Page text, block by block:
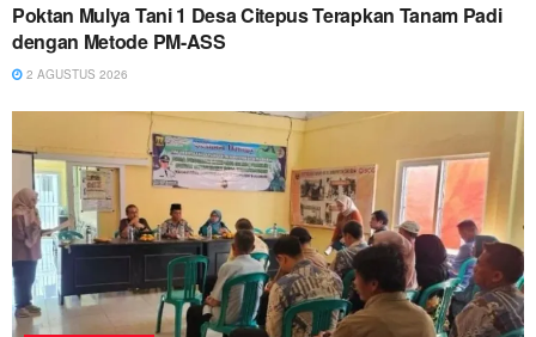
Poktan Mulya Tani 1 Desa Citepus Terapkan Tanam Padi
dengan Metode PM-ASS
2 AGUSTUS 2026